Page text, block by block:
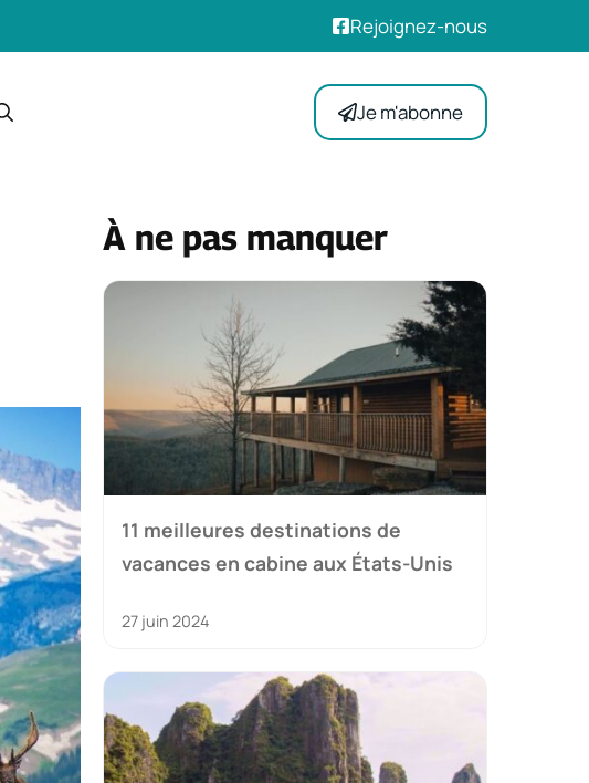
Rejoignez-nous
Je m'abonne
À ne pas manquer
11 meilleures destinations de
vacances en cabine aux États-Unis
27 juin 2024